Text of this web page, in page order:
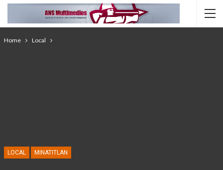
Home Local
LOCAL MINATITLAN